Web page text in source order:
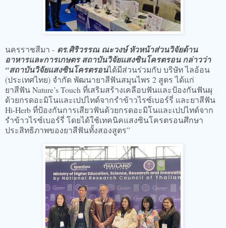
นครราชสีมา - ดร.ศิริวรรณ ณะวงษ์ หัวหน้าส่วนวิจัยด้าน
อาหารและการเกษตร สถาบันวิจัยแสงซินโครตรอน กล่าวว่า
“สถาบันวิจัยแสงซินโครตรอนได้มีส่วนร่วมกับ บริษัท ไลอ้อน
(ประเทศไทย) จำกัด พัฒนายาสีฟันสมุนไพร 2 สูตร ได้แก่
ยาสีฟัน Nature’s Touch ที่เสริมสร้างเคลือบฟันและป้องกันฟันผุ
ด้วยกรดอะมิโนและเปปไทด์จากรำข้าวไรซ์เบอร์รี่ และยาสีฟัน
Hi-Herb ที่ป้องกันการเสียวฟันด้วยกรดอะมิโนและเปปไทด์จาก
รำข้าวไรซ์เบอร์รี่ โดยได้ใช้เทคนิคแสงซินโครตรอนศึกษา
ประสิทธิภาพของยาสีฟันทั้งสองสูตร”